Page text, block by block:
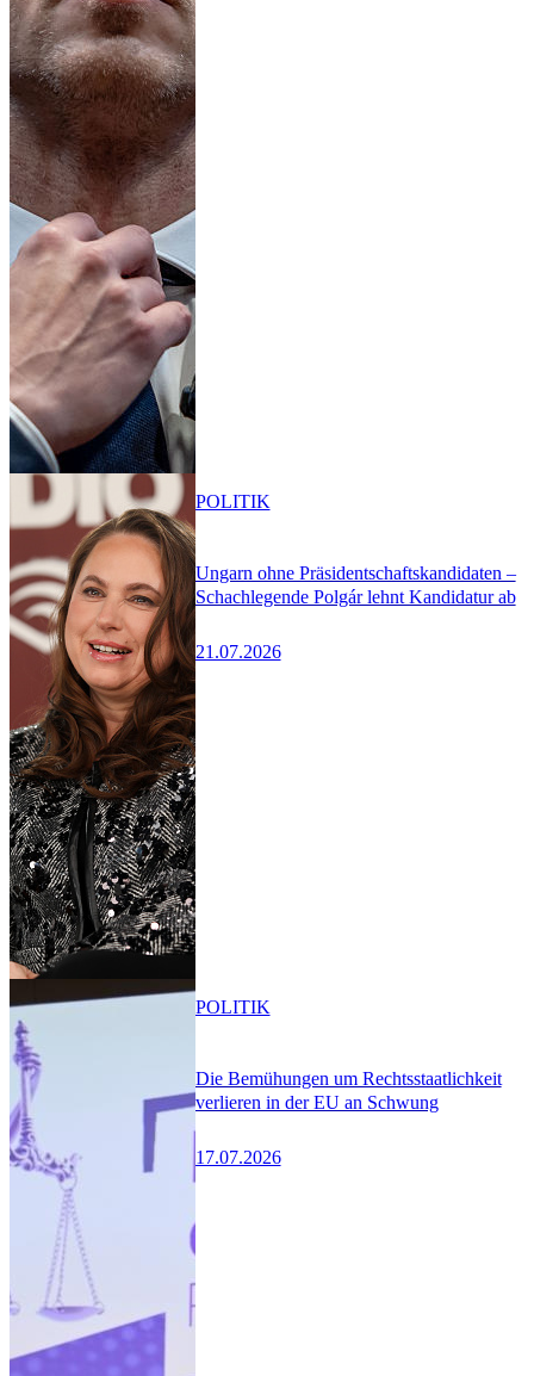
Ungarn ohne Präsidentschaftskandidaten –
Schachlegende Polgár lehnt Kandidatur ab
21.07.2026
POLITIK
Die Bemühungen um Rechtsstaatlichkeit
verlieren in der EU an Schwung
17.07.2026
POLITIK